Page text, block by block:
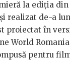
la ediția din
realizat de-a
proiectat în
World
pentru